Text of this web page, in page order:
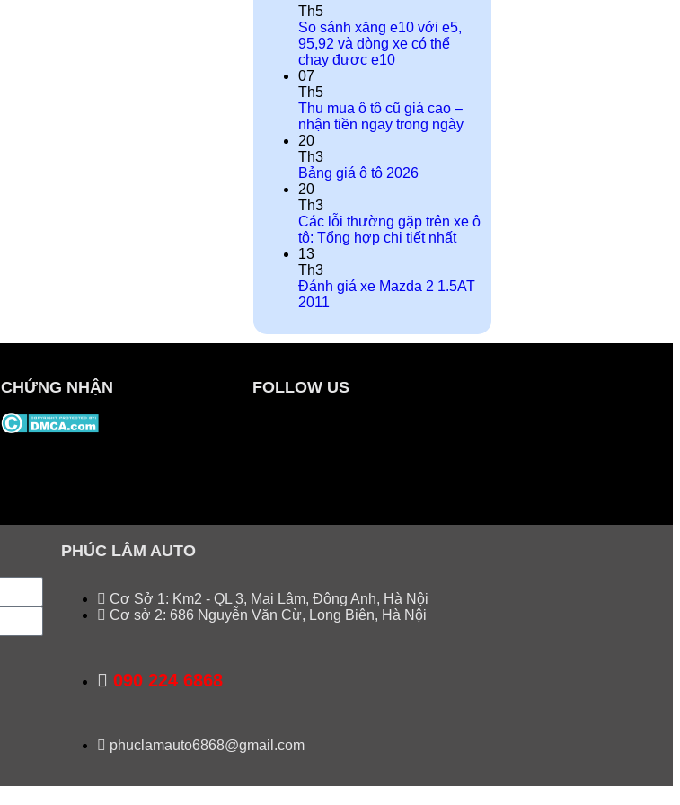
Th5
So sánh xăng e10 với e5,
95,92 và dòng xe có thể
chạy được e10
07
Th5
Thu mua ô tô cũ giá cao –
nhận tiền ngay trong ngày
20
Th3
Bảng giá ô tô 2026
20
Th3
Các lỗi thường gặp trên xe ô
tô: Tổng hợp chi tiết nhất
13
Th3
Đánh giá xe Mazda 2 1.5AT
2011
CHỨNG NHẬN FOLLOW US
PHÚC LÂM AUTO
Cơ Sở 1: Km2 - QL 3, Mai Lâm, Đông Anh, Hà Nội
Cơ sở 2: 686 Nguyễn Văn Cừ, Long Biên, Hà Nội
090 224 6868
phuclamauto6868@gmail.com